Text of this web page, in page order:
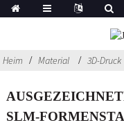
Heim Material 3D-Druck
SLM-